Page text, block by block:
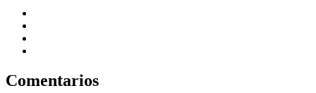
Comentarios